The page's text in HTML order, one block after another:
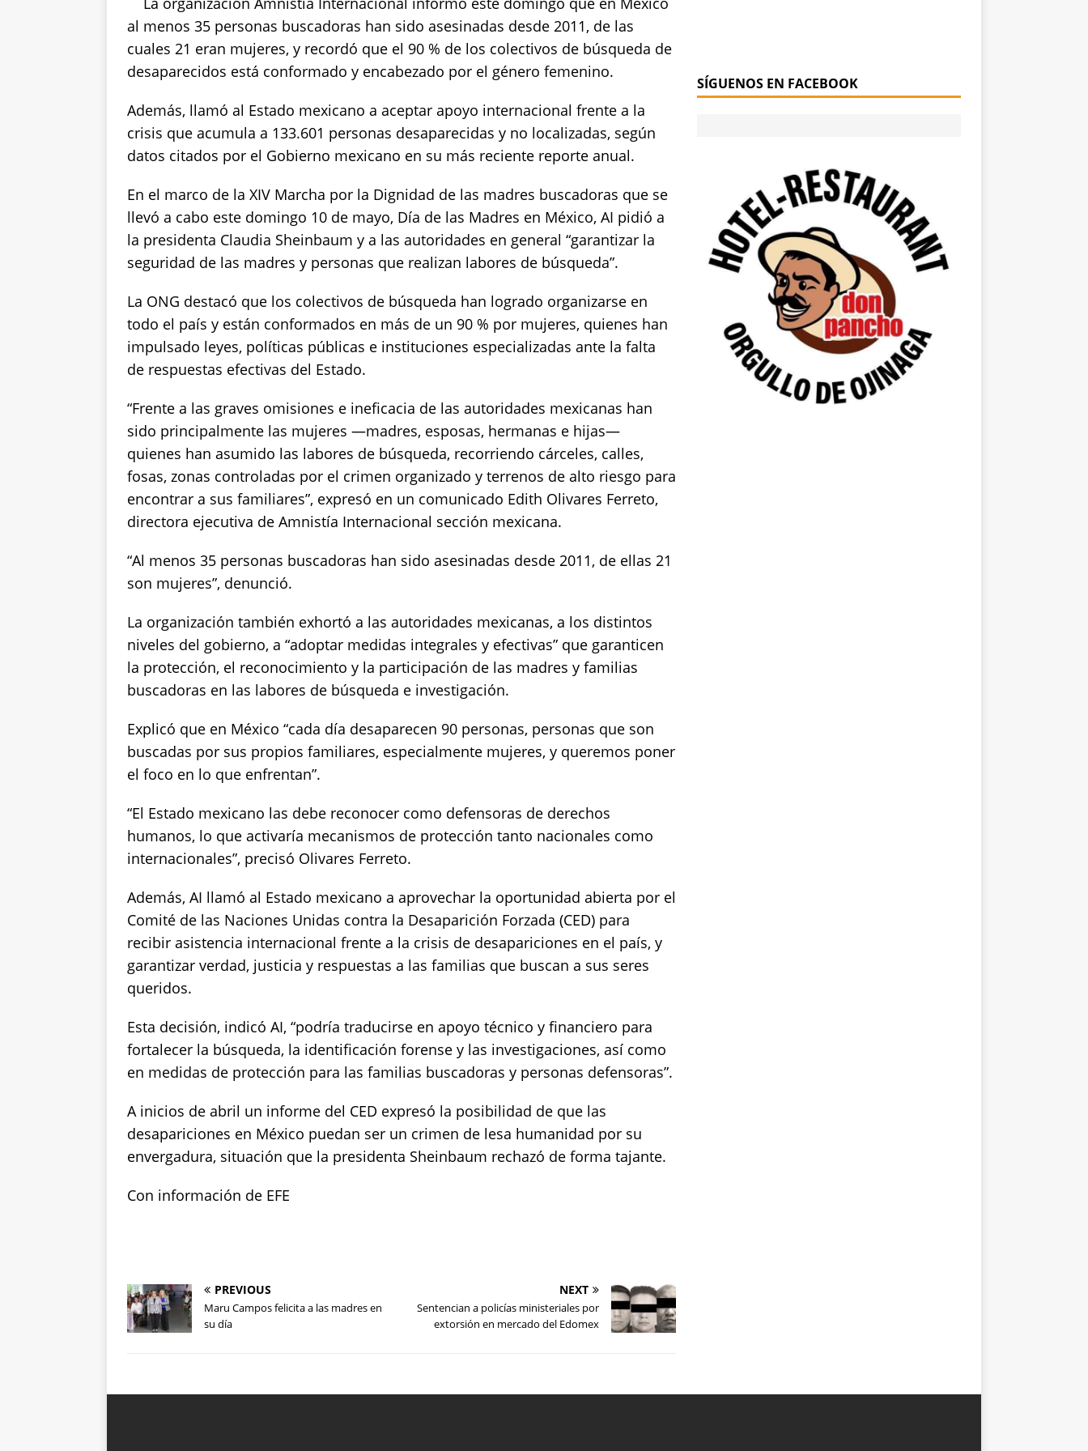
A
p
p
b
o
o
k
r Li
n
k
al menos 35 personas buscadoras han sido asesinadas desde 2011, de las
cuales 21 eran mujeres, y recordó que el 90 % de los colectivos de búsqueda de
desaparecidos está conformado y encabezado por el género femenino.
Además, llamó al Estado mexicano a aceptar apoyo internacional frente a la
crisis que acumula a 133.601 personas desaparecidas y no localizadas, según
datos citados por el Gobierno mexicano en su más reciente reporte anual.
En el marco de la XIV Marcha por la Dignidad de las madres buscadoras que se
llevó a cabo este domingo 10 de mayo, Día de las Madres en México, AI pidió a
la presidenta Claudia Sheinbaum y a las autoridades en general “garantizar la
seguridad de las madres y personas que realizan labores de búsqueda”.
La ONG destacó que los colectivos de búsqueda han logrado organizarse en
todo el país y están conformados en más de un 90 % por mujeres, quienes han
impulsado leyes, políticas públicas e instituciones especializadas ante la falta
de respuestas efectivas del Estado.
“Frente a las graves omisiones e ineficacia de las autoridades mexicanas han
sido principalmente las mujeres —madres, esposas, hermanas e hijas—
quienes han asumido las labores de búsqueda, recorriendo cárceles, calles,
fosas, zonas controladas por el crimen organizado y terrenos de alto riesgo para
encontrar a sus familiares”, expresó en un comunicado Edith Olivares Ferreto,
directora ejecutiva de Amnistía Internacional sección mexicana.
“Al menos 35 personas buscadoras han sido asesinadas desde 2011, de ellas 21
son mujeres”, denunció.
La organización también exhortó a las autoridades mexicanas, a los distintos
niveles del gobierno, a “adoptar medidas integrales y efectivas” que garanticen
la protección, el reconocimiento y la participación de las madres y familias
buscadoras en las labores de búsqueda e investigación.
Explicó que en México “cada día desaparecen 90 personas, personas que son
buscadas por sus propios familiares, especialmente mujeres, y queremos poner
el foco en lo que enfrentan”.
“El Estado mexicano las debe reconocer como defensoras de derechos
humanos, lo que activaría mecanismos de protección tanto nacionales como
internacionales”, precisó Olivares Ferreto.
Además, AI llamó al Estado mexicano a aprovechar la oportunidad abierta por el
Comité de las Naciones Unidas contra la Desaparición Forzada (CED) para
recibir asistencia internacional frente a la crisis de desapariciones en el país, y
garantizar verdad, justicia y respuestas a las familias que buscan a sus seres
queridos.
Esta decisión, indicó AI, “podría traducirse en apoyo técnico y financiero para
fortalecer la búsqueda, la identificación forense y las investigaciones, así como
en medidas de protección para las familias buscadoras y personas defensoras”.
A inicios de abril un informe del CED expresó la posibilidad de que las
desapariciones en México puedan ser un crimen de lesa humanidad por su
envergadura, situación que la presidenta Sheinbaum rechazó de forma tajante.
Con información de EFE
PREVIOUS
Maru Campos felicita a las madres en
su día
NEXT
Sentencian a policías ministeriales por
extorsión en mercado del Edomex
SÍGUENOS EN FACEBOOK